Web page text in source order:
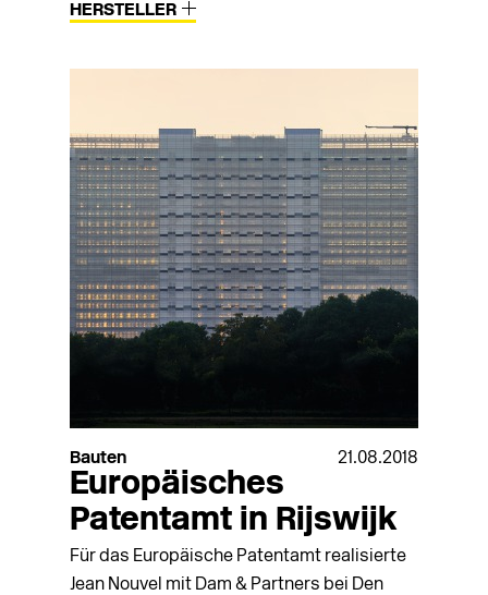
HERSTELLER
Bauten 21.08.2018
Europäisches
Patentamt in Rijswijk
Für das Europäische Patentamt realisierte
Jean Nouvel mit Dam & Partners bei Den